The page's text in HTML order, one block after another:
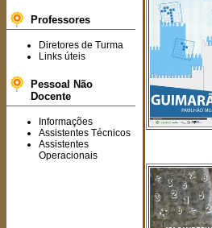
Professores
Diretores de Turma
Links úteis
Pessoal Não
Docente
Informações
Assistentes Técnicos
Assistentes
Operacionais